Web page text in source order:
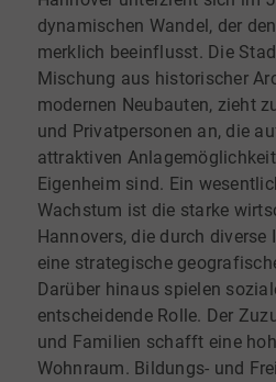
dynamischen Wandel, der
merklich beeinflusst. Die
Mischung aus historischer
modernen Neubauten, zieht
und Privatpersonen an, die
attraktiven
Eigenheim sind. Ein
Wachstum ist die starke
Hannovers, die durch
eine strategische
Darüber hinaus spielen
entscheidende Rolle. Der
und Familien schafft eine
Wohnraum. Bildungs- und